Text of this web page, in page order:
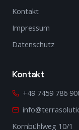
Kontakt
Impressum
Datenschutz
Kontakt
+49 7459 786
Kornbühlweg 10/1